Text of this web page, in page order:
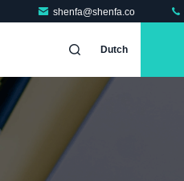
shenfa@shenfa.co
Dutch